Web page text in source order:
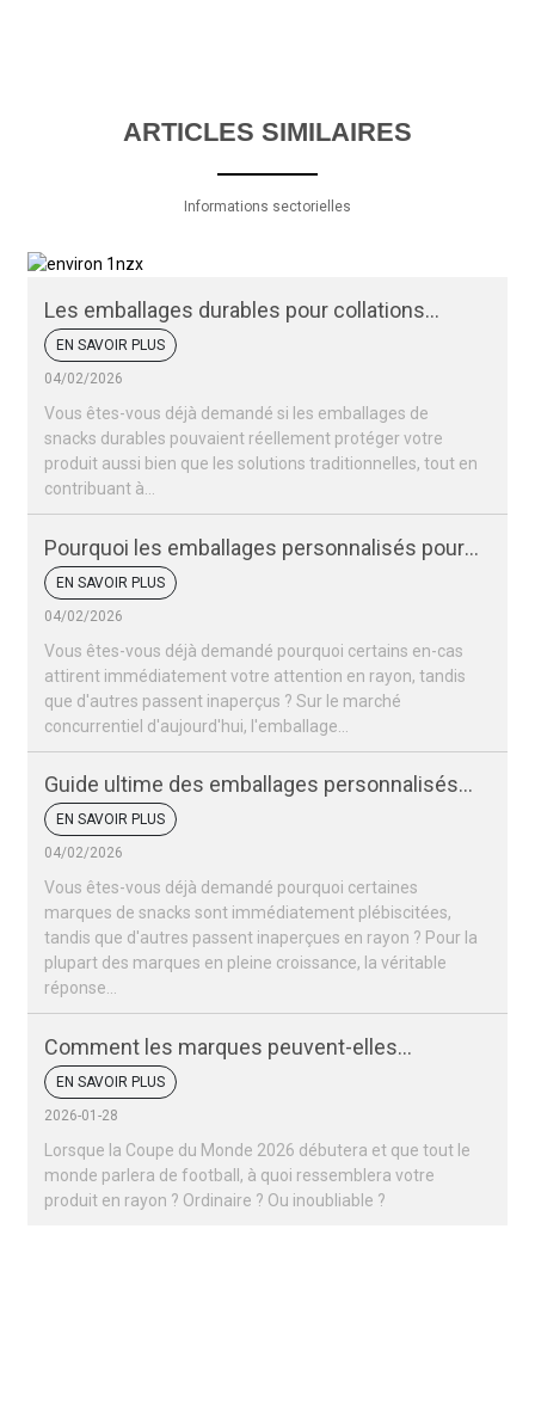
ARTICLES SIMILAIRES
Informations sectorielles
Les emballages durables pour collations
peuvent-ils protéger vos produits ?
EN SAVOIR PLUS
04/02/2026
Vous êtes-vous déjà demandé si les emballages de
snacks durables pouvaient réellement protéger votre
produit aussi bien que les solutions traditionnelles, tout en
contribuant à...
Pourquoi les emballages personnalisés pour
vos snacks sont-ils si importants pour votre
marque ?
EN SAVOIR PLUS
04/02/2026
Vous êtes-vous déjà demandé pourquoi certains en-cas
attirent immédiatement votre attention en rayon, tandis
que d'autres passent inaperçus ? Sur le marché
concurrentiel d'aujourd'hui, l'emballage…
Guide ultime des emballages personnalisés
pour snacks
EN SAVOIR PLUS
04/02/2026
Vous êtes-vous déjà demandé pourquoi certaines
marques de snacks sont immédiatement plébiscitées,
tandis que d'autres passent inaperçues en rayon ? Pour la
plupart des marques en pleine croissance, la véritable
réponse…
Comment les marques peuvent-elles
remporter un succès retentissant lors de la
Coupe du monde 2026 ?
EN SAVOIR PLUS
2026-01-28
Lorsque la Coupe du Monde 2026 débutera et que tout le
monde parlera de football, à quoi ressemblera votre
produit en rayon ? Ordinaire ? Ou inoubliable ?